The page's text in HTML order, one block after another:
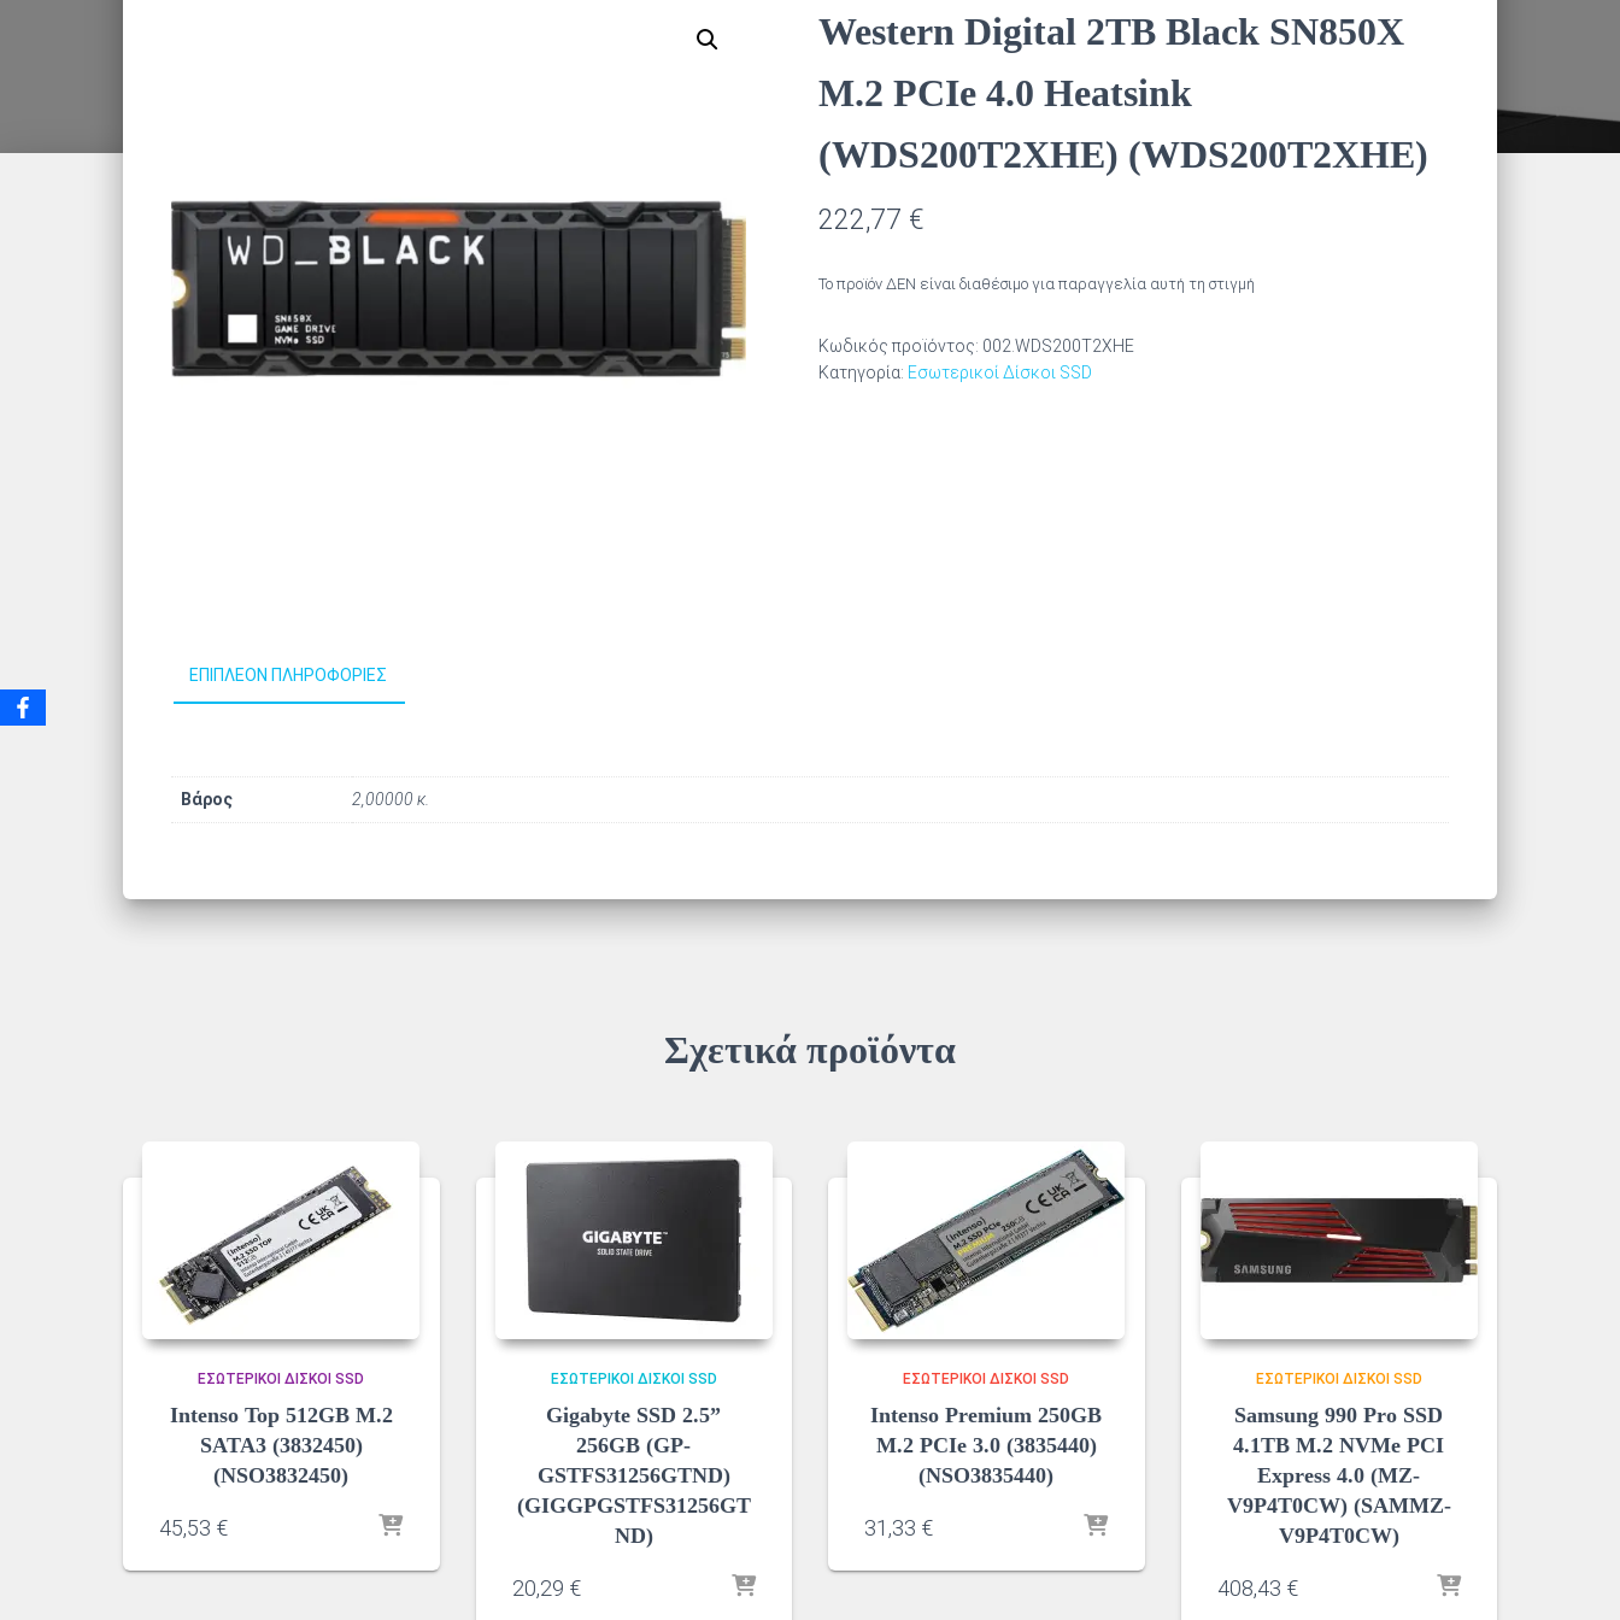
Western Digital 2TB Black SN850X
M.2 PCIe 4.0 Heatsink
(WDS200T2XHE) (WDS200T2XHE)
222,77 €
Το προϊόν ΔΕΝ είναι διαθέσιμο για παραγγελία αυτή τη στιγμή
Κωδικός προϊόντος: 002.WDS200T2XHE
Κατηγορία: Εσωτερικοί Δίσκοι SSD
ΕΠΙΠΛΈΟΝ ΠΛΗΡΟΦΟΡΊΕΣ
Βάρος 2,00000 κ.
Σχετικά προϊόντα
ΕΣΩΤΕΡΙΚΟΊ ΔΊΣΚΟΙ SSD
Intenso Top 512GB M.2
SATA3 (3832450)
(NSO3832450)
45,53 €
ΕΣΩΤΕΡΙΚΟΊ ΔΊΣΚΟΙ SSD
Gigabyte SSD 2.5”
256GB (GP-
GSTFS31256GTND)
(GIGGPGSTFS31256GT
ND)
20,29 €
ΕΣΩΤΕΡΙΚΟΊ ΔΊΣΚΟΙ SSD
Intenso Premium 250GB
M.2 PCIe 3.0 (3835440)
(NSO3835440)
31,33 €
ΕΣΩΤΕΡΙΚΟΊ ΔΊΣΚΟΙ SSD
Samsung 990 Pro SSD
4.1TB M.2 NVMe PCI
Express 4.0 (MZ-
V9P4T0CW) (SAMMZ-
V9P4T0CW)
408,43 €